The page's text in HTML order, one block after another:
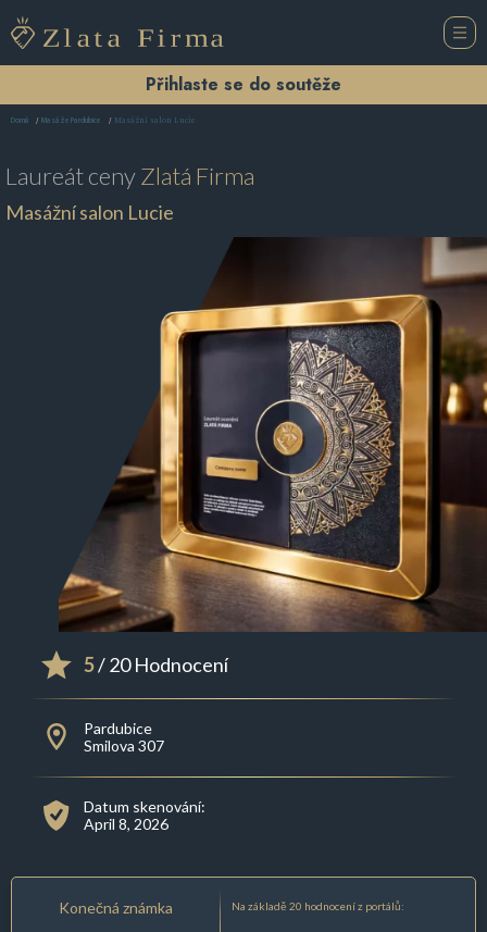
Přihlaste se do soutěže
Domů Masáže Pardubice Masážní salon Lucie
Laureát cenyZlatá Firma
Masážní salon Lucie
5/ 20 Hodnocení
Pardubice
Smilova 307
Datum skenování:
April 8, 2026
Konečná známka Na základě 20 hodnocení z portálů: